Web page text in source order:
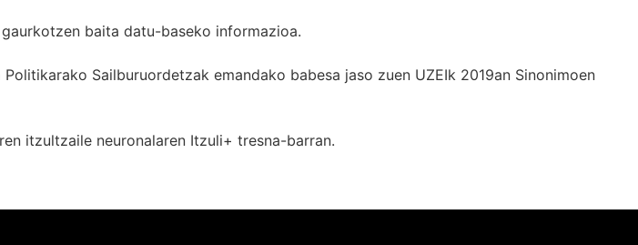
baita datu-baseko informazioa.
Sailburuordetzak emandako babesa jaso zuen UZEIk 2019an Sinonimoen
itzultzaile neuronalaren Itzuli+ tresna-barran.